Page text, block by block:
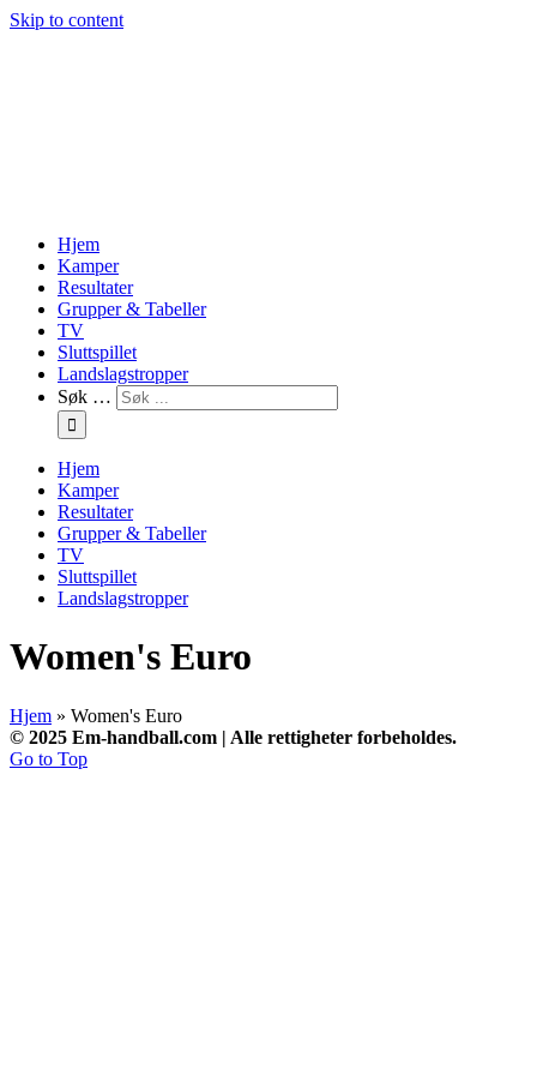
Skip to content
Hjem
Kamper
Resultater
Grupper & Tabeller
TV
Sluttspillet
Landslagstropper
Søk …
Hjem
Kamper
Resultater
Grupper & Tabeller
TV
Sluttspillet
Landslagstropper
Women's Euro
Hjem » Women's Euro
© 2025 Em-handball.com | Alle rettigheter forbeholdes.
Go to Top